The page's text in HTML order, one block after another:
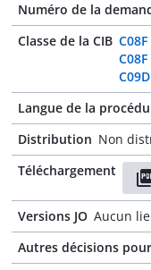
Numéro de la
Classe de la CIB
Langue de la
Distribution Non
Téléchargement
Versions JO Aucun
Autres décisions